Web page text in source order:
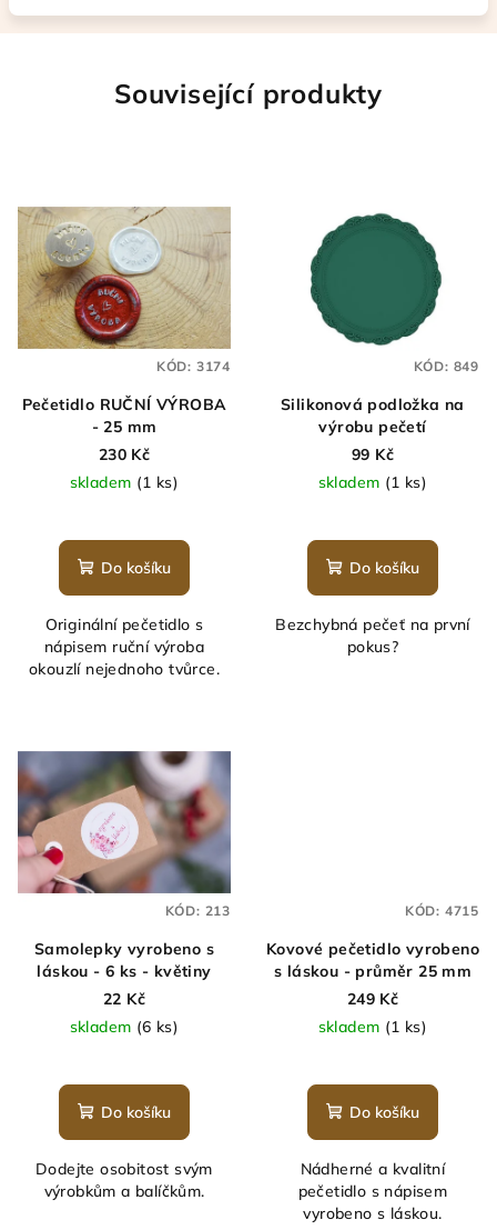
Související produkty
Pečetidlo RUČNÍ VÝROBA
- 25 mm
230 Kč
skladem (1 ks)
Do košíku
Originální pečetidlo s
nápisem ruční výroba
okouzlí nejednoho tvůrce.
KÓD: 3174
Silikonová podložka na
výrobu pečetí
99 Kč
skladem (1 ks)
Do košíku
Bezchybná pečeť na první
pokus?
KÓD: 849
Samolepky vyrobeno s
láskou - 6 ks - květiny
22 Kč
skladem (6 ks)
Do košíku
Dodejte osobitost svým
výrobkům a balíčkům.
KÓD: 213
Kovové pečetidlo vyrobeno
s láskou - průměr 25 mm
249 Kč
skladem (1 ks)
hodnocení
produktu
z
5
hvězdiček.
Do košíku
Nádherné a kvalitní
pečetidlo s nápisem
vyrobeno s láskou.
KÓD: 4715